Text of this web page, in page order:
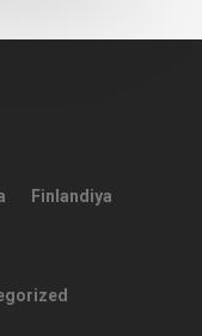
Finlandiya